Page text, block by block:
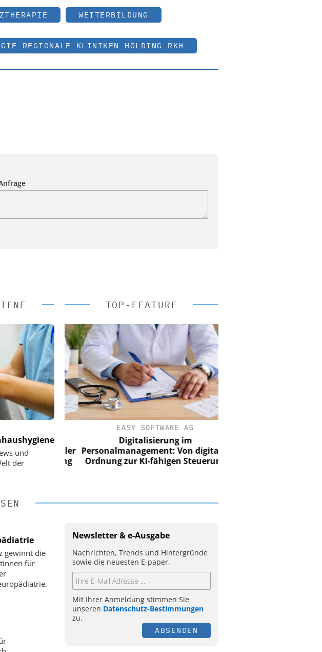
WEITERBILDUNG
REGIONALE KLINIKEN HOLDING RKH
und
der
TOP-FEATURE
AG
im
Von digitaler
Steuerung
EASY SOFTWARE AG
Digitalisierung im
Personalmanagement: Von digitaler
Ordnung zur KI-fähigen Steuerung
gewinnt die
für
Newsletter & e-Ausgabe
Nachrichten, Trends und Hintergründe
sowie die neuesten E-paper.
Mit Ihrer Anmeldung stimmen Sie
unseren Datenschutz-Bestimmungen
zu.
ABSENDEN